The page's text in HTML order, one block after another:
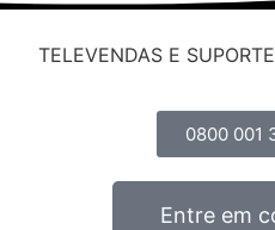
TELEVENDAS E SUPORTE
0800 001
Entre em